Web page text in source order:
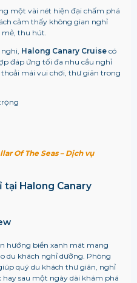
một vài nét hiện đại chấm phá
cảm thấy không gian nghỉ
thu hút.
Halong Canary Cruise có
đáp ứng tối đa nhu cầu nghỉ
mái vui chơi, thư giãn trong
Of The Seas – Dịch vụ
tại Halong Canary
hướng biển xanh mát mang
du khách nghỉ dưỡng. Phòng
quý du khách thư giãn, nghỉ
sau một ngày dài khám phá